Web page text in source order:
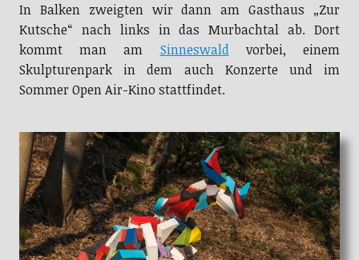
In Balken zweigten wir dann am Gasthaus „Zur
Kutsche“ nach links in das Murbachtal ab. Dort
kommt man am Sinneswaldvorbei, einem
Skulpturenpark in dem auch Konzerte und im
Sommer Open Air-Kino stattfindet.